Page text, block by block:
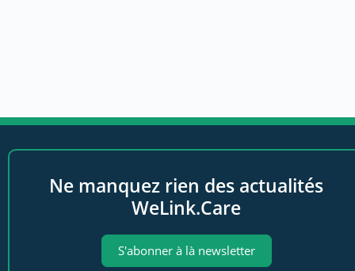
Ne manquez rien des actualités
WeLink.Care
S'abonner à là newsletter